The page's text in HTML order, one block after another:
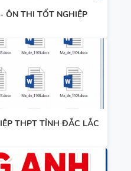
ÔN THI TỐT NGHIỆP
THPT TỈNH ĐẮC LẮC